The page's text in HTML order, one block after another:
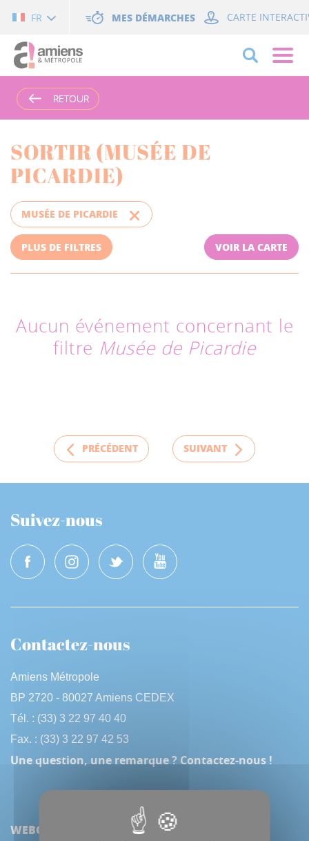
FR MES DÉMARCHES CARTE
RETOUR
RETOUR
SORTIR (MUSÉE DE
PICARDIE)
MUSÉE DE PICARDIE
PLUS DE FILTRES VOIR LA CARTE
Aucun événement concernant le
filtre Musée de Picardie
PRÉCÉDENT SUIVANT
Suivez-nous
Contactez-nous
Amiens Métropole
BP 2720 - 80027 Amiens CEDEX
Tél. : (33) 3 22 97 40 40
Fax. : (33) 3 22 97 42 53
Une question, une remarque ? Contactez-nous !
WEBCAM